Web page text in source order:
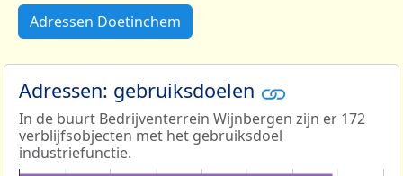
Adressen Doetinchem
Adressen: gebruiksdoelen
In de buurt Bedrijventerrein Wijnbergen zijn er 172
verblijfsobjecten met het gebruiksdoel
industriefunctie.